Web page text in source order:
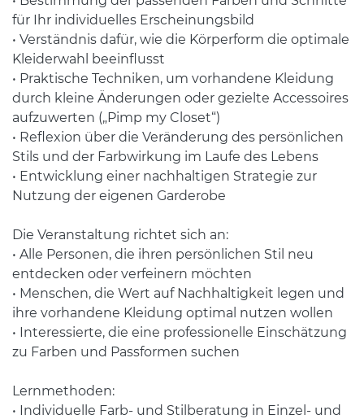
für Ihr individuelles Erscheinungsbild
• Verständnis dafür, wie die Körperform die optimale
Kleiderwahl beeinflusst
• Praktische Techniken, um vorhandene Kleidung
durch kleine Änderungen oder gezielte Accessoires
aufzuwerten („Pimp my Closet“)
• Reflexion über die Veränderung des persönlichen
Stils und der Farbwirkung im Laufe des Lebens
• Entwicklung einer nachhaltigen Strategie zur
Nutzung der eigenen Garderobe
Die Veranstaltung richtet sich an:
• Alle Personen, die ihren persönlichen Stil neu
entdecken oder verfeinern möchten
• Menschen, die Wert auf Nachhaltigkeit legen und
ihre vorhandene Kleidung optimal nutzen wollen
• Interessierte, die eine professionelle Einschätzung
zu Farben und Passformen suchen
Lernmethoden:
• Individuelle Farb- und Stilberatung in Einzel- und